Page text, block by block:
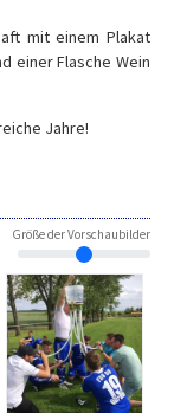
mit einem Plakat
einer Flasche Wein
Jahre!
Größe der Vorschaubilder